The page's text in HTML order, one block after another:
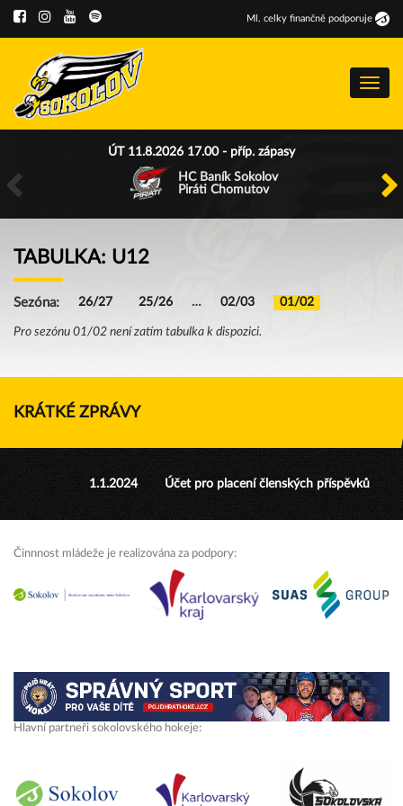
Ml . celky finančně podporuje
Menu
ÚT 11.8.2026 17.00 - příp. zápasy
HC Baník Sokolov
Piráti Chomutov
TABULKA: U12
Sezóna: 26/27 25/26 … 02/03 01/02
Pro sezónu 01/02 není zatím tabulka k dispozici.
KRÁTKÉ ZPRÁVY
1.1.2024 Účet pro placení členských příspěvků
Činnnost mládeže je realizována za podpory:
Hlavní partneři sokolovského hokeje: